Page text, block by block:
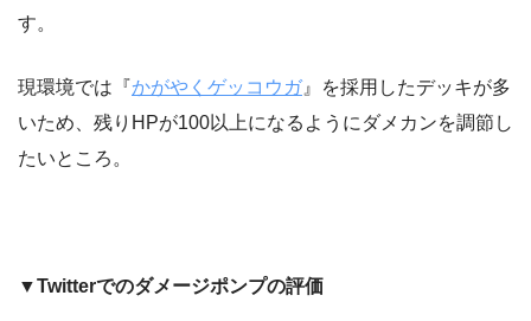
す。
現環境では『かがやくゲッコウガ』を採用したデッキが多
いため、残りHPが100以上になるようにダメカンを調節し
たいところ。
▼Twitterでのダメージポンプの評価